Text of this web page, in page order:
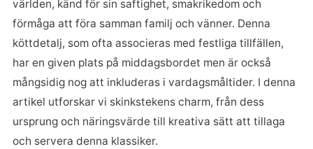
världen, känd för sin saftighet, smakrikedom och
förmåga att föra samman familj och vänner. Denna
köttdetalj, som ofta associeras med festliga tillfällen,
har en given plats på middagsbordet men är också
mångsidig nog att inkluderas i vardagsmåltider. I denna
artikel utforskar vi skinkstekens charm, från dess
ursprung och näringsvärde till kreativa sätt att tillaga
och servera denna klassiker.